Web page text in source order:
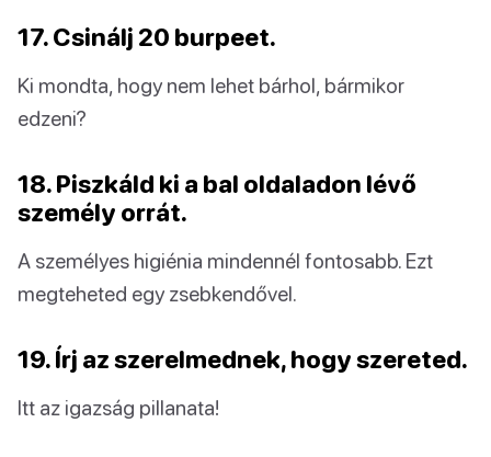
17. Csinálj 20 burpeet.
Ki mondta, hogy nem lehet bárhol, bármikor
edzeni?
18. Piszkáld ki a bal oldaladon lévő
személy orrát.
A személyes higiénia mindennél fontosabb. Ezt
megteheted egy zsebkendővel.
19. Írj az szerelmednek, hogy szereted.
Itt az igazság pillanata!